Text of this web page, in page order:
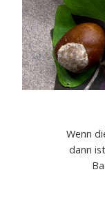
Wenn
dann